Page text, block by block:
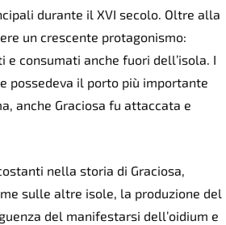
durante il XVI secolo. Oltre alla
un crescente protagonismo:
e consumati anche fuori dell’isola. I
possedeva il porto più importante
anche Graciosa fu attaccata e
nella storia di Graciosa,
sulle altre isole, la produzione del
del manifestarsi dell’oidium e